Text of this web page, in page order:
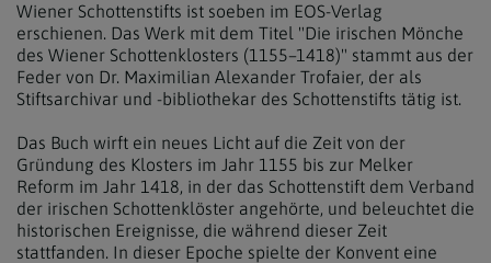
Wiener Schottenstifts ist soeben im EOS-Verlag
erschienen. Das Werk mit dem Titel "Die irischen Mönche
des Wiener Schottenklosters (1155–1418)" stammt aus der
Feder von Dr. Maximilian Alexander Trofaier, der als
Stiftsarchivar und -bibliothekar des Schottenstifts tätig ist.
Das Buch wirft ein neues Licht auf die Zeit von der
Gründung des Klosters im Jahr 1155 bis zur Melker
Reform im Jahr 1418, in der das Schottenstift dem Verband
der irischen Schottenklöster angehörte, und beleuchtet die
historischen Ereignisse, die während dieser Zeit
stattfanden. In dieser Epoche spielte der Konvent eine